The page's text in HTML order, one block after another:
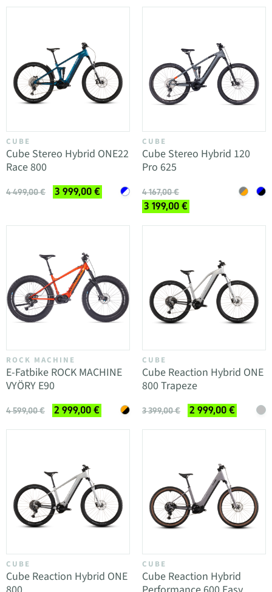
CUBE
Cube Stereo Hybrid ONE22
Race 800
4 499,00 € 3 999,00 €
CUBE
Cube Stereo Hybrid 120
Pro 625
4 167,00 €
3 199,00 €
ROCK MACHINE
E-Fatbike ROCK MACHINE
VYÖRY E90
4 599,00 € 2 999,00 €
CUBE
Cube Reaction Hybrid ONE
800 Trapeze
3 399,00 € 2 999,00 €
CUBE
Cube Reaction Hybrid ONE
CUBE
Cube Reaction Hybrid